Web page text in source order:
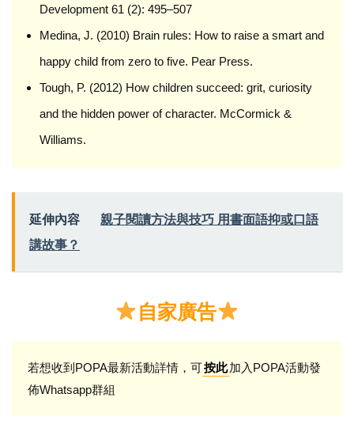
Development 61 (2): 495–507
Medina, J. (2010) Brain rules: How to raise a smart and
happy child from zero to five. Pear Press.
Tough, P. (2012) How children succeed: grit, curiosity
and the hidden power of character. McCormick &
Williams.
延伸內容
親子閱讀方法與技巧 用書面語抑或口語
講故事？
自家廣告
若想收到POPA最新活動詳情，可按此加入POPA活動發
佈Whatsapp群組